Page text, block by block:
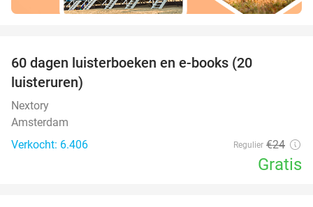
60 dagen luisterboeken en e-books (20
luisteruren)
Nextory
Amsterdam
Verkocht: 6.406
Regulier €24
Gratis